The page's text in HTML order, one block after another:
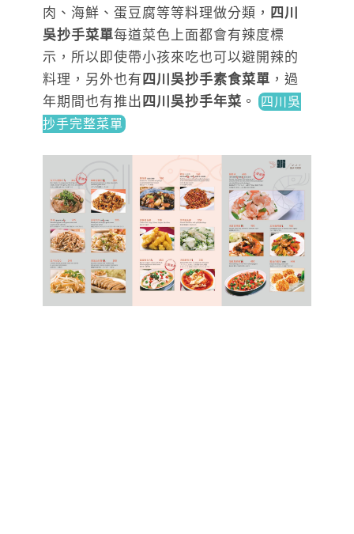
肉、海鮮、蛋豆腐等等料理做分類， 四川
吳抄手菜單每道菜色上面都會有辣度標
示，所以即使帶小孩來吃也可以避開辣的
料理，另外也有 四川吳抄手素食菜單 ，過
年期間也有推出 四川吳抄手年菜 。
四川吳
抄手完整菜單